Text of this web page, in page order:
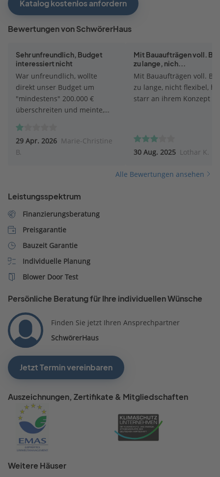
Katalog kostenlos anfordern
Bewertungen von SchwörerHaus
Sehr unfreundlich, Budget
interessiert nicht
War unfreundlich, wollte
direkt unser Budget um
"mindestens" 200.000 €
überschreiten und meinte,
umzusetzen. Andere Firmen
halten unser gesetztes Budget
weitestgehend ein.
29 Apr. 2026 Marie-Christine
B.
Mit Bauaufträgen voll.
zu lange, nich...
Mit Bauaufträgen voll.
zu lange, nicht flexibel,
starr an ihrem Konzept
30 Aug. 2025 Lothar K.
Alle Bewertungen ansehen
Leistungsspektrum
Finanzierungsberatung
Preisgarantie
Bauzeit Garantie
Individuelle Planung
Blower Door Test
Persönliche Beratung für Ihre individuellen Wünsche
Finden Sie jetzt Ihren Ansprechpartner
SchwörerHaus
Jetzt Termin vereinbaren
Auszeichnungen, Zertifikate & Mitgliedschaften
Weitere Häuser